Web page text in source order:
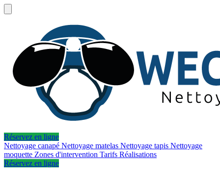
Réservez en ligne
Nettoyage canapé Nettoyage matelas Nettoyage tapis Nettoyage
moquette Zones d'intervention Tarifs Réalisations
Réservez en ligne